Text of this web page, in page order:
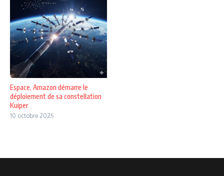
Espace, Amazon démarre le
déploiement de sa constellation
Kuiper
10 octobre 2025